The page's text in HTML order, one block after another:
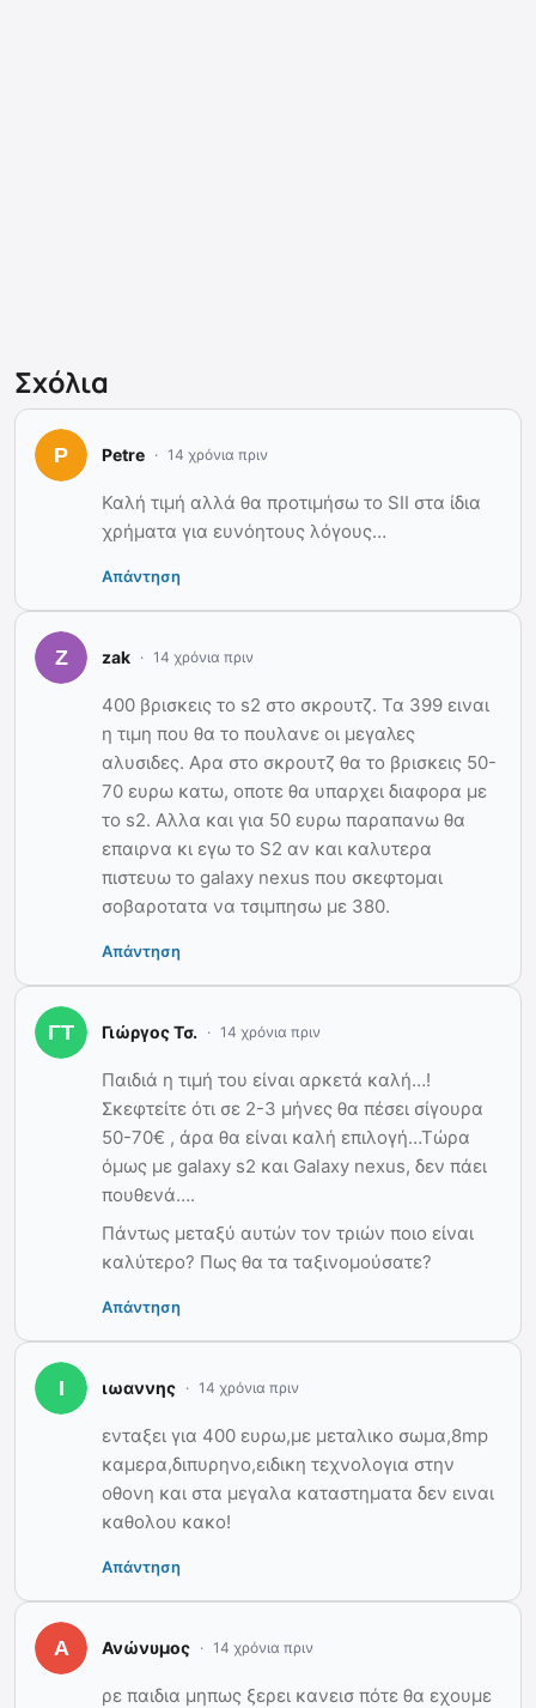
Σχόλια
Petre 14 χρόνια πριν
Καλή τιμή αλλά θα προτιμήσω το SII στα ίδια
χρήματα για ευνόητους λόγους…
Απάντηση
zak 14 χρόνια πριν
400 βρισκεις το s2 στο σκρουτζ. Τα 399 ειναι
η τιμη που θα το πουλανε οι μεγαλες
αλυσιδες. Αρα στο σκρουτζ θα το βρισκεις 50-
70 ευρω κατω, οποτε θα υπαρχει διαφορα με
το s2. Αλλα και για 50 ευρω παραπανω θα
επαιρνα κι εγω το S2 αν και καλυτερα
πιστευω το galaxy nexus που σκεφτομαι
σοβαροτατα να τσιμπησω με 380.
Απάντηση
Γιώργος Τσ. 14 χρόνια πριν
Παιδιά η τιμή του είναι αρκετά καλή…!
Σκεφτείτε ότι σε 2-3 μήνες θα πέσει σίγουρα
50-70€ , άρα θα είναι καλή επιλογή…Τώρα
όμως με galaxy s2 και Galaxy nexus, δεν πάει
πουθενά….
Πάντως μεταξύ αυτών τον τριών ποιο είναι
καλύτερο? Πως θα τα ταξινομούσατε?
Απάντηση
ιωαννης 14 χρόνια πριν
ενταξει για 400 ευρω,με μεταλικο σωμα,8mp
καμερα,διπυρηνο,ειδικη τεχνολογια στην
οθονη και στα μεγαλα καταστηματα δεν ειναι
καθολου κακο!
Απάντηση
Ανώνυμος 14 χρόνια πριν
ρε παιδια μηπως ξερει κανεισ πότε θα εχουμε